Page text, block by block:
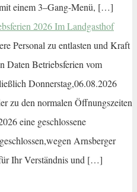
einem 3–Gang-Menü, […]
2026 Im Landgasthof
Personal zu entlasten und Kraft
Daten Betriebsferien vom
Donnerstag,06.08.2026
zu den normalen Öffnungszeiten
eine geschlossene
Arnsberger
Ihr Verständnis und […]